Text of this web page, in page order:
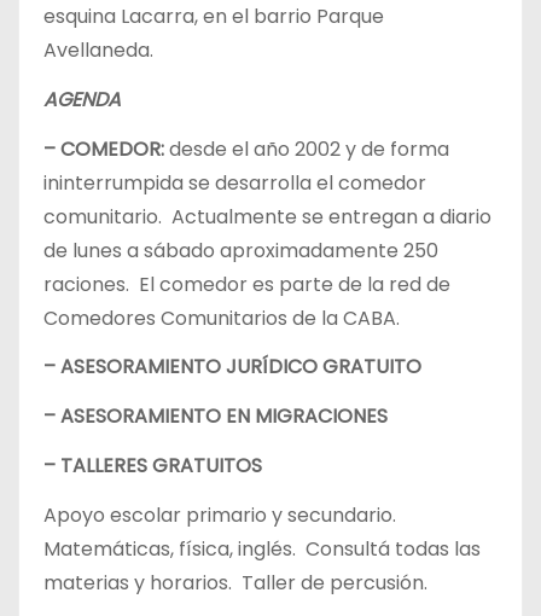
esquina Lacarra, en el barrio Parque
Avellaneda.
AGENDA
– COMEDOR:desde el año 2002 y de forma
ininterrumpida se desarrolla el comedor
comunitario. Actualmente se entregan a diario
de lunes a sábado aproximadamente 250
raciones. El comedor es parte de la red de
Comedores Comunitarios de la CABA.
– ASESORAMIENTO JURÍDICO GRATUITO
– ASESORAMIENTO EN MIGRACIONES
– TALLERES GRATUITOS
Apoyo escolar primario y secundario.
Matemáticas, física, inglés. Consultá todas las
materias y horarios. Taller de percusión.